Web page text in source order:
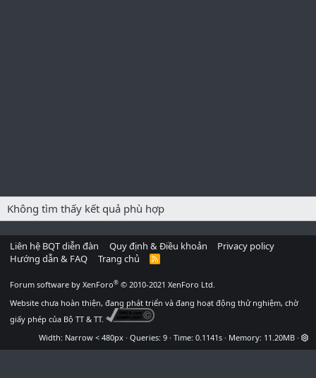
Không tìm thấy kết quả phù hợp
Liên hệ BQT diễn đàn Quy định & Điều khoản
Privacy policy
Hướng dẫn & FAQ
Trang chủ
R
Forum software by XenForo® © 2010-2021 XenForo Ltd.
Website chưa hoàn thiện, đang phát triển và đang hoạt động thử nghiệm, chờ
giấy phép của Bộ TT & TT.
Width
Queries 9 Time 0.1141s Memory 11.20MB